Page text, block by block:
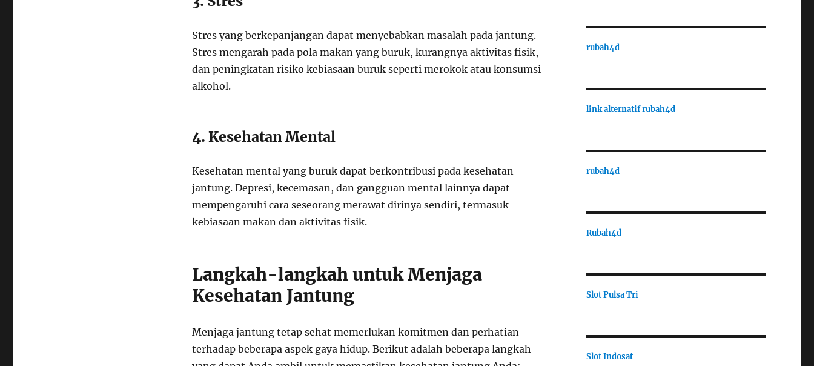
Stres yang berkepanjangan dapat menyebabkan masalah pada jantung.
Stres mengarah pada pola makan yang buruk, kurangnya aktivitas fisik,
dan peningkatan risiko kebiasaan buruk seperti merokok atau konsumsi
alkohol.
4. Kesehatan Mental
Kesehatan mental yang buruk dapat berkontribusi pada kesehatan
jantung. Depresi, kecemasan, dan gangguan mental lainnya dapat
mempengaruhi cara seseorang merawat dirinya sendiri, termasuk
kebiasaan makan dan aktivitas fisik.
Langkah-langkah untuk Menjaga
Kesehatan Jantung
Menjaga jantung tetap sehat memerlukan komitmen dan perhatian
terhadap beberapa aspek gaya hidup. Berikut adalah beberapa langkah
rubah4d
link alternatif rubah4d
rubah4d
Rubah4d
Slot Pulsa Tri
Slot Indosat